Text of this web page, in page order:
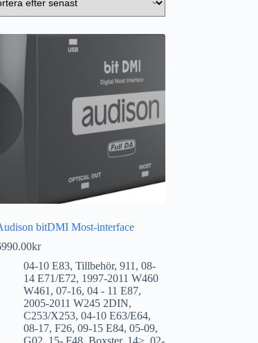
bitDMI Most-interface
kr
04-10 E83, Tillbehör, 911 , 08-
14 E71/E72, 1997-2011 W460
W461 , 07-16, 04 - 11 E87,
2005-2011 W245 2DIN,
C253/X253, 04-10 E63/E64,
08-17, F26, 09-15 E84, 05-09,
G02, 15- F48, Boxster, 14>, 02-